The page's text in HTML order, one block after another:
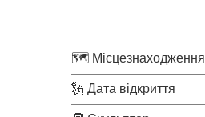
🗺 Місцезнаходження
🗽 Дата відкриття